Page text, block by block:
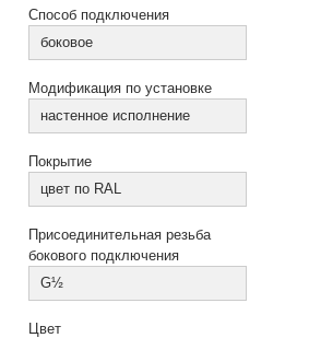
Способ подключения
боковое
Модификация по установке
настенное исполнение
Покрытие
цвет по RAL
Присоединительная резьба
бокового подключения
G½
Цвет